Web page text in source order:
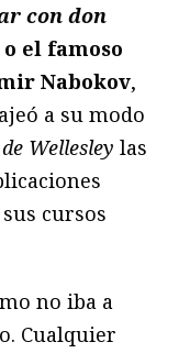
con don
el famoso
Nabokov,
a su modo
Wellesley las
cursos
no iba a
Cualquier